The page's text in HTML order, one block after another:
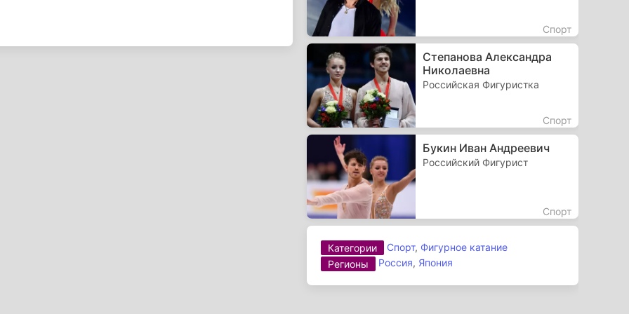
Спорт
Степанова Александра
Николаевна
Российская Фигуристка
Спорт
Букин Иван Андреевич
Российский Фигурист
Спорт
Категории Спорт, Фигурное катание
Регионы
Россия, Япония